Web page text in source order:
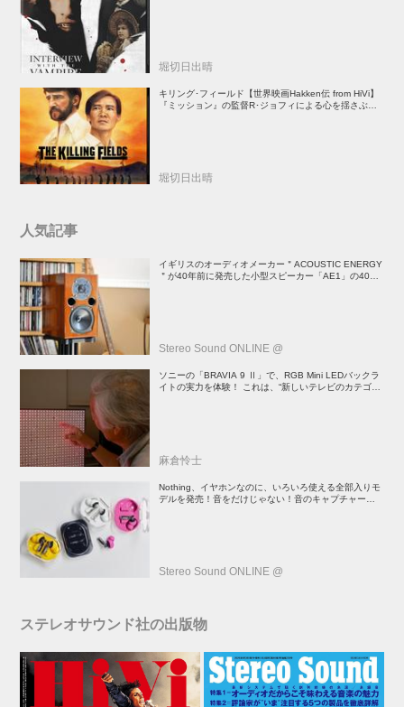
堀切日出晴
キリング･フィールド【世界映画Hakken伝 from HiVi】
『ミッション』の監督R･ジョフィによる心を揺さぶる
堀切日出晴
人気記事
イギリスのオーディオメーカー＂ACOUSTIC ENERGY
＂が40年前に発売した小型スピーカー「AE1」の40周
Stereo Sound ONLINE @
ソニーの「BRAVIA 9 Ⅱ」で、RGB Mini LEDバックラ
イトの実力を体験！ これは、“新しいテレビのカテゴリ
麻倉怜士
Nothing、イヤホンなのに、いろいろ使える全部入りモ
デルを発売！音をだけじゃない！音のキャプチャーや、
Stereo Sound ONLINE @
ステレオサウンド社の出版物